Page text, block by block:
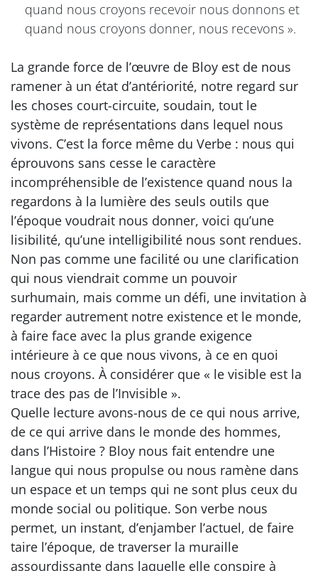
quand nous croyons recevoir nous donnons et
quand nous croyons donner, nous recevons ».
La grande force de l’œuvre de Bloy est de nous
ramener à un état d’antériorité, notre regard sur
les choses court-circuite, soudain, tout le
système de représentations dans lequel nous
vivons. C’est la force même du Verbe : nous qui
éprouvons sans cesse le caractère
incompréhensible de l’existence quand nous la
regardons à la lumière des seuls outils que
l’époque voudrait nous donner, voici qu’une
lisibilité, qu’une intelligibilité nous sont rendues.
Non pas comme une facilité ou une clarification
qui nous viendrait comme un pouvoir
surhumain, mais comme un défi, une invitation à
regarder autrement notre existence et le monde,
à faire face avec la plus grande exigence
intérieure à ce que nous vivons, à ce en quoi
nous croyons. À considérer que « le visible est la
trace des pas de l’Invisible ».
Quelle lecture avons-nous de ce qui nous arrive,
de ce qui arrive dans le monde des hommes,
dans l’Histoire ? Bloy nous fait entendre une
langue qui nous propulse ou nous ramène dans
un espace et un temps qui ne sont plus ceux du
monde social ou politique. Son verbe nous
permet, un instant, d’enjamber l’actuel, de faire
taire l’époque, de traverser la muraille
assourdissante dans laquelle elle conspire à